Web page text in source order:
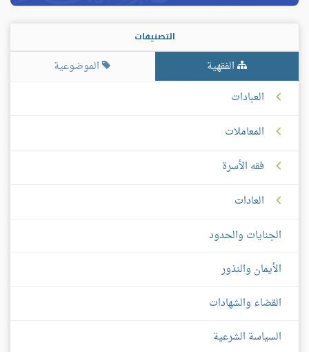
التصنيفات
الفقهية
الموضوعية
العبادات
المعاملات
فقه الأسرة
العادات
الجنايات والحدود
الأيمان والنذور
القضاء والشهادات
السياسة الشرعية